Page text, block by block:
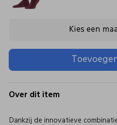
Kies een
Over dit item
Dankzij de innovatieve